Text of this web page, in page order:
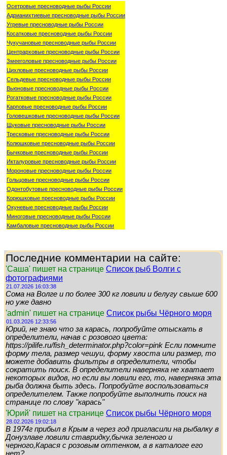
Осетровые пресноводные рыбы России
Адрианихтиевые пресноводные рыбы России
Угревые пресноводные рыбы России
Косатковые пресноводные рыбы России
Чукучановые пресноводные рыбы России
Центрарховые пресноводные рыбы России
Змееголовые пресноводные рыбы России
Цихловые пресноводные рыбы России
Сельдевые пресноводные рыбы России
Вьюновые пресноводные рыбы России
Рогатковые пресноводные рыбы России
Карповые пресноводные рыбы России
Головешковые пресноводные рыбы России
Щуковые пресноводные рыбы России
Тресковые пресноводные рыбы России
Колюшковые пресноводные рыбы России
Бычковые пресноводные рыбы России
Икталуровые пресноводные рыбы России
Мороновые пресноводные рыбы России
Гольцовые пресноводные рыбы России
Одонтобутовые пресноводные рыбы России
Корюшковые пресноводные рыбы России
Окуневые пресноводные рыбы России
Миноговые пресноводные рыбы России
Камбаловые пресноводные рыбы России
Последние комментарии на сайте:
'Саша' пишет на странице Список рыб Волги с
фотографиями
21.07.2026 16:03:38
Сома на Волге и по более 300 кг ловили и белугу свыше 600
но уже давно
'admin' пишет на странице Список рыбы Чёрного моря
01.03.2026 12:33:56
Юрий, не знаю что за карась, попробуйте отыскать в
определители, начав с розового цвета:
https://pilife.ru/fish_determinator.php?color=pink Если помните
форму тела, размер чешуи, форму хвоста или размер, то
можете добавить фильтры в определители, чтобы
сократить поиск. В определители наверняка не хватает
некоторых видов, но если вы ловили его, то, наверняка эта
рыба должна быть здесь. Попробуйте воспользоваться
определителем. Также попробуйте выполнить поиск на
странице по слову "карась"
'Юрий' пишет на странице Список рыбы Чёрного моря
28.02.2026 19:02:18
В 1974г прибыл в Крым а через год пригласили на рыбалку в
Донузлаве ловили ставридку,бычка зеленого и
черного,Карася с розовым оттенком, а в каталоге его